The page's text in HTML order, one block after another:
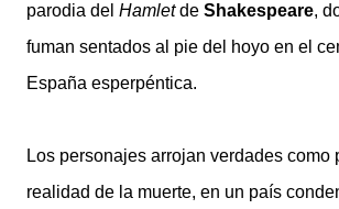
parodia del Hamletde Shakespeare,
fuman sentados al pie del hoyo en el
España esperpéntica.
Los personajes arrojan verdades como
realidad de la muerte, en un país